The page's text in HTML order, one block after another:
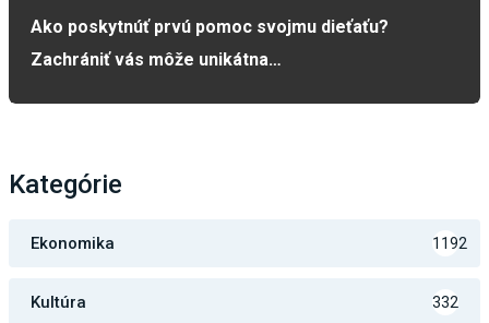
Ako poskytnúť prvú pomoc svojmu dieťaťu?
Zachrániť vás môže unikátna…
Kategórie
Ekonomika 1192
Kultúra 332